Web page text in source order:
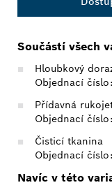
Součástí všech
Hloubkový
Objednací
Přídavná
Objednací
Čisticí tkanina
Objednací
Navíc v této